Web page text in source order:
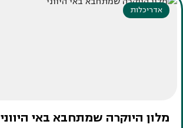
אדריכלות
מלון היוקרה שמתחבא באי היווני